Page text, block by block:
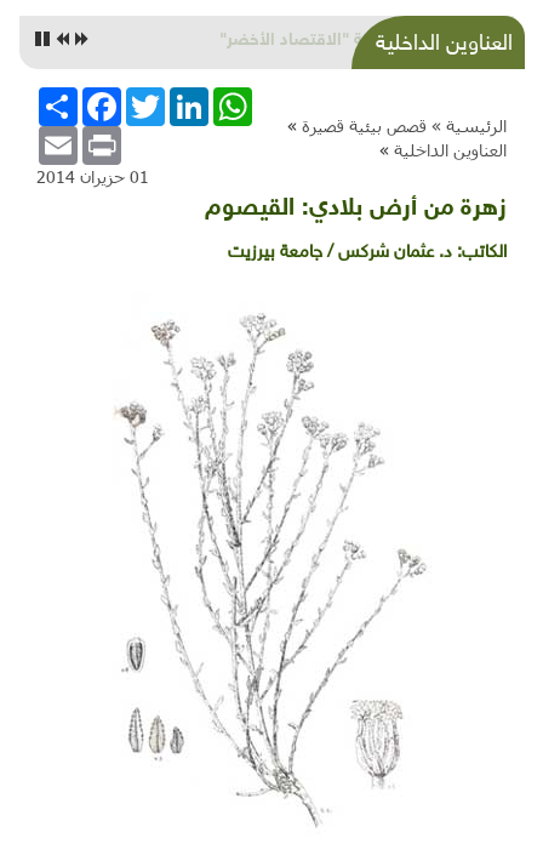
العناوين الداخليةخديعة "الاقتصاد الأخضر"
الرئيسية » قصص بيئية قصيرة »
العناوين الداخلية »
انشر
FacebookTwitterLinkedInWhatsApp
Email Print
01 حزيران 2014
زهرة من أرض بلادي: القيصوم
الكاتب: د. عثمان شركس / جامعة بيرزيت